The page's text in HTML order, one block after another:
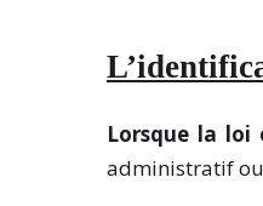
Lorsque la loi
administratif